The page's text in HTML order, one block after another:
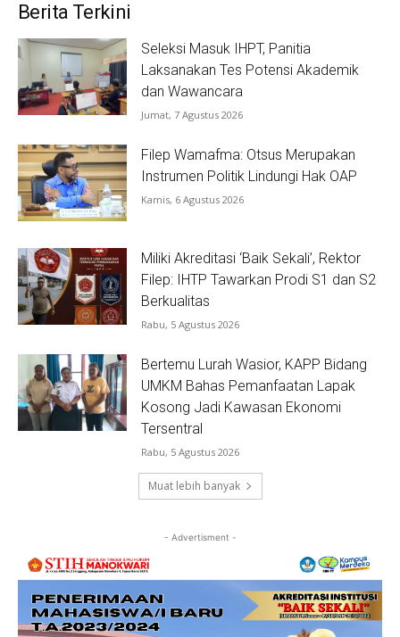
Berita Terkini
Seleksi Masuk IHPT, Panitia
Laksanakan Tes Potensi Akademik
dan Wawancara
Jumat, 7 Agustus 2026
Filep Wamafma: Otsus Merupakan
Instrumen Politik Lindungi Hak OAP
Kamis, 6 Agustus 2026
Miliki Akreditasi ‘Baik Sekali’, Rektor
Filep: IHTP Tawarkan Prodi S1 dan S2
Berkualitas
Rabu, 5 Agustus 2026
Bertemu Lurah Wasior, KAPP Bidang
UMKM Bahas Pemanfaatan Lapak
Kosong Jadi Kawasan Ekonomi
Tersentral
Rabu, 5 Agustus 2026
Muat lebih banyak
- Advertisment -